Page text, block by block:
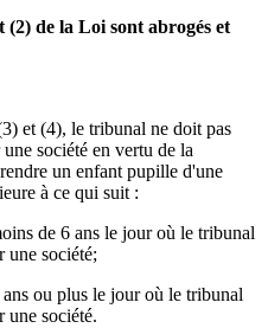
(2) de la Loi sont abrogés et
et (4), le tribunal ne doit pas
société en vertu de la
un enfant pupille d'une
à ce qui suit :
de 6 ans le jour où le tribunal
une société;
ou plus le jour où le tribunal
une société.